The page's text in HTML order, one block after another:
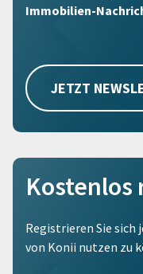
Immobilien-
JETZT
Registrieren Sie
von Konii nutzen zu